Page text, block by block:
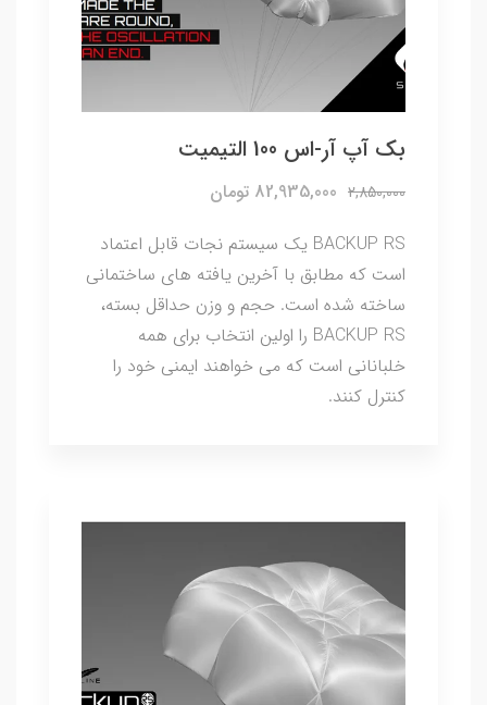
بک آپ آر-اس 100 التیمیت
2,850,000 82,935,000 تومان
BACKUP RS یک سیستم نجات قابل اعتماد
است که مطابق با آخرین یافته های ساختمانی
ساخته شده است. حجم و وزن حداقل بسته،
BACKUP RS را اولین انتخاب برای همه
خلبانانی است که می خواهند ایمنی خود را
کنترل کنند.